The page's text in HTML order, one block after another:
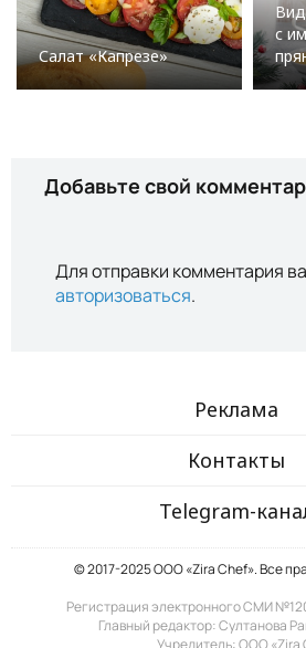
Салат «Капрезе»
с
Добавьте свой
Для отправки комментария
авторизоваться.
Реклама
Контакты
Telegram-
© 2017-2025 ООО «Zira Chef». Все
Регистрация электронного СМИ
Главный редактор: Султанова